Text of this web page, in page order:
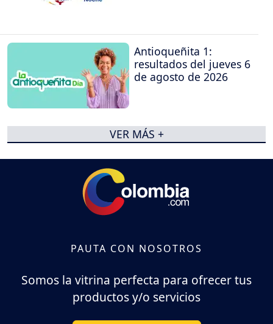
Antioqueñita 1:
resultados del jueves 6
de agosto de 2026
VER MÁS +
PAUTA CON NOSOTROS
Somos la vitrina perfecta para ofrecer tus
productos y/o servicios